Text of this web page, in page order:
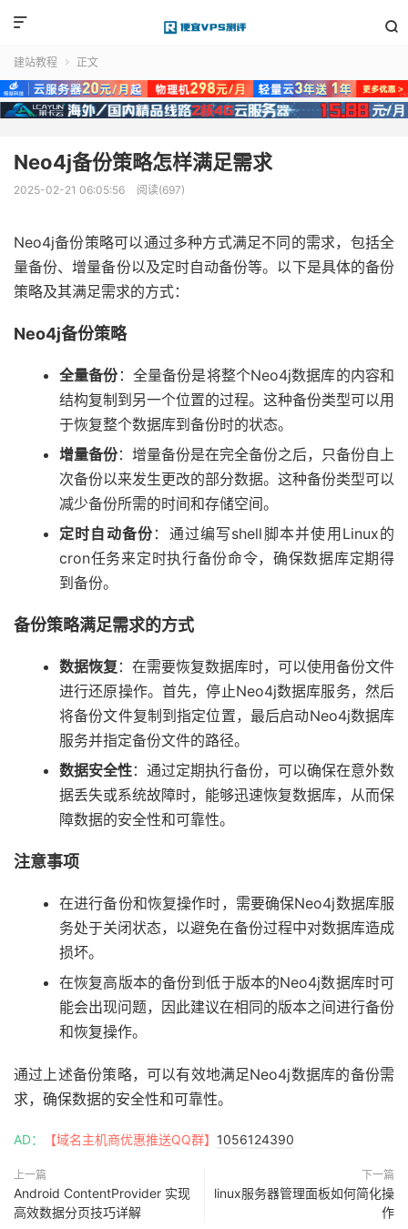


建站教程  正文
Neo4j备份策略怎样满足需求
2025-02-21 06:05:56 阅读(697)
Neo4j备份策略可以通过多种方式满足不同的需求，包括全
量备份、增量备份以及定时自动备份等。以下是具体的备份
策略及其满足需求的方式：
Neo4j备份策略
全量备份：全量备份是将整个Neo4j数据库的内容和
结构复制到另一个位置的过程。这种备份类型可以用
于恢复整个数据库到备份时的状态。
增量备份：增量备份是在完全备份之后，只备份自上
次备份以来发生更改的部分数据。这种备份类型可以
减少备份所需的时间和存储空间。
定时自动备份：通过编写shell脚本并使用Linux的
cron任务来定时执行备份命令，确保数据库定期得
到备份。
备份策略满足需求的方式
数据恢复 ：在需要恢复数据库时，可以使用备份文件
进行还原操作。首先，停止Neo4j数据库服务，然后
将备份文件复制到指定位置，最后启动Neo4j数据库
服务并指定备份文件的路径。
数据安全性：通过定期执行备份，可以确保在意外数
据丢失或系统故障时，能够迅速恢复数据库，从而保
障数据的安全性和可靠性。
注意事项
在进行备份和恢复操作时，需要确保Neo4j数据库服
务处于关闭状态，以避免在备份过程中对数据库造成
损坏。
在恢复高版本的备份到低于版本的Neo4j数据库时可
能会出现问题，因此建议在相同的版本之间进行备份
和恢复操作。
通过上述备份策略，可以有效地满足Neo4j数据库的备份需
求，确保数据的安全性和可靠性。
AD： 【域名主机商优惠推送QQ群】 1056124390
上一篇
Android ContentProvider 实现
高效数据分页技巧详解
下一篇
linux服务器管理面板如何简化操
作